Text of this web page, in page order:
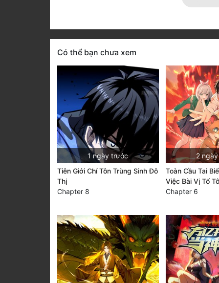
Có thể bạn chưa xem
1 ngày trước
Tiên Giới Chí Tôn Trùng Sinh Đô
Thị
Chapter 8
2
Toàn Cầu Tai
Việc Bài Vị Tổ
Chapter 6